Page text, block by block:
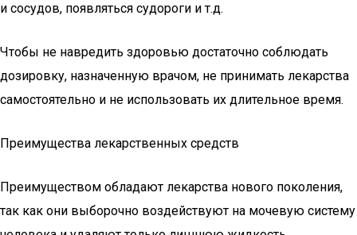
и сосудов, появляться судороги и т.д.
Чтобы не навредить здоровью достаточно соблюдать
дозировку, назначенную врачом, не принимать лекарства
самостоятельно и не использовать их длительное время.
Преимущества лекарственных средств
Преимуществом обладают лекарства нового поколения,
так как они выборочно воздействуют на мочевую систему